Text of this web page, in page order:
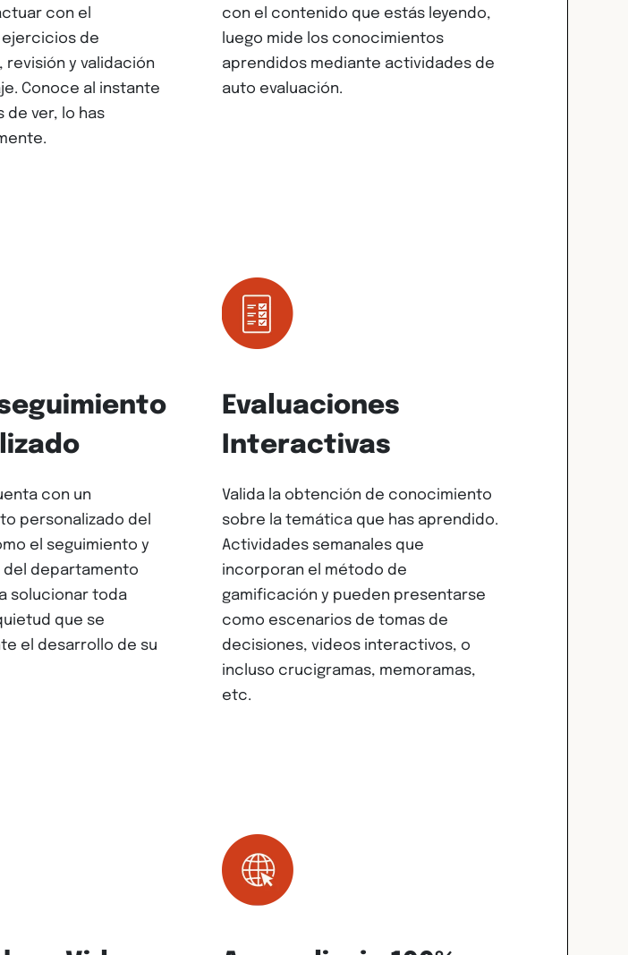
con el
ejercicios de
revisión y validación
Conoce al instante
de ver, lo has
con el contenido que estás leyendo,
luego mide los conocimientos
aprendidos mediante actividades de
auto evaluación.
con un
personalizado del
el seguimiento y
del departamento
solucionar toda
que se
el desarrollo de su
Evaluaciones
Interactivas
Valida la obtención de conocimiento
sobre la temática que has aprendido.
Actividades semanales que
incorporan el método de
gamificación y pueden presentarse
como escenarios de tomas de
decisiones, videos interactivos, o
incluso crucigramas, memoramas,
etc.